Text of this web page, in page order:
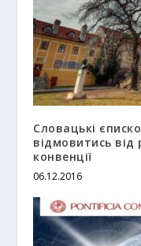
Словацькі
відмовитись від
конвенції
06.12.2016